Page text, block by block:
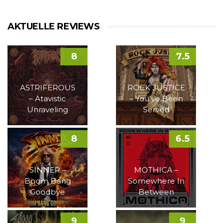
AKTUELLE REVIEWS
ASTRIFEROUS
– Atavistic
Unraveling
8
ROCK JUSTICE
– You’ve Been
Served
7.5
SINNER –
Boom Bang
Goodbye
8
MOTHICA –
Somewhere In
Between
6.5